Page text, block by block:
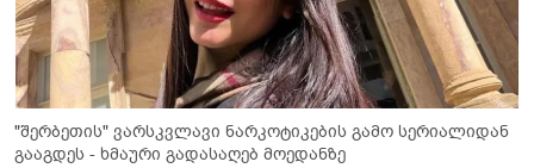
"შერბეთის" ვარსკვლავი ნარკოტიკების გამო სერიალიდან
გააგდეს - ხმაური გადასაღებ მოედანზე